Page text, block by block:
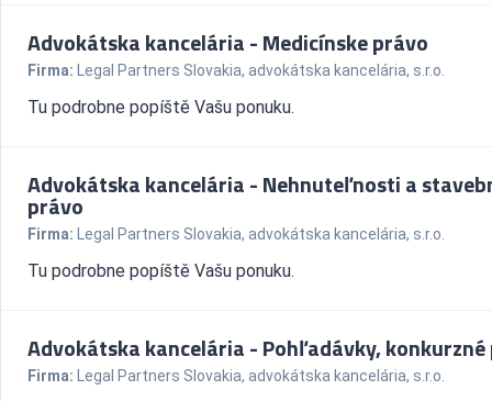
Advokátska kancelária - Medicínske právo
Firma: Legal Partners Slovakia, advokátska kancelária, s.r.o.
Tu podrobne popíště Vašu ponuku.
Advokátska kancelária - Nehnuteľnosti a
právo
Firma: Legal Partners Slovakia, advokátska kancelária, s.r.o.
Tu podrobne popíště Vašu ponuku.
Advokátska kancelária - Pohľadávky,
Firma: Legal Partners Slovakia, advokátska kancelária, s.r.o.